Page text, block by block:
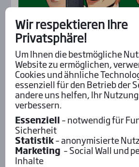
Renn­vor­schau
Enghien
Wir respektieren Ihre
Privatsphäre!
Um Ihnen die bestmögliche
Website zu ermöglichen,
Cookies und ähnliche
essenziell für den Betrieb der
andere uns helfen, Ihr
verbessern.
Essenziell– notwendig für
Sicherheit
Statistik– anonymisierte
Marketing – Social Wall und
Inhalte